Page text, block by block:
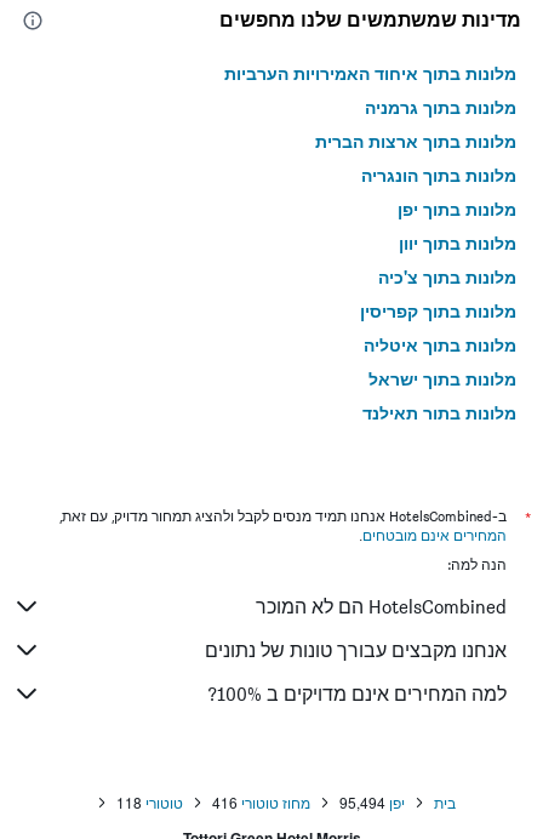
מדינות שמשתמשים שלנו מחפשים
מלונות בתוך איחוד האמירויות הערביות
מלונות בתוך גרמניה
מלונות בתוך ארצות הברית
מלונות בתוך הונגריה
מלונות בתוך יפן
מלונות בתוך יוון
מלונות בתוך צ'כיה
מלונות בתוך קפריסין
מלונות בתוך איטליה
מלונות בתוך ישראל
מלונות בתוך תאילנד
*
ב-HotelsCombined אנחנו תמיד מנסים לקבל ולהציג תמחור מדויק, עם זאת,
המחירים אינם מובטחים.
הנה למה:
HotelsCombined הם לא המוכר
אנחנו מקבצים עבורך טונות של נתונים
למה המחירים אינם מדויקים ב 100%?
בית יפן 95,494 מחוז טוטורי 416 טוטורי 118